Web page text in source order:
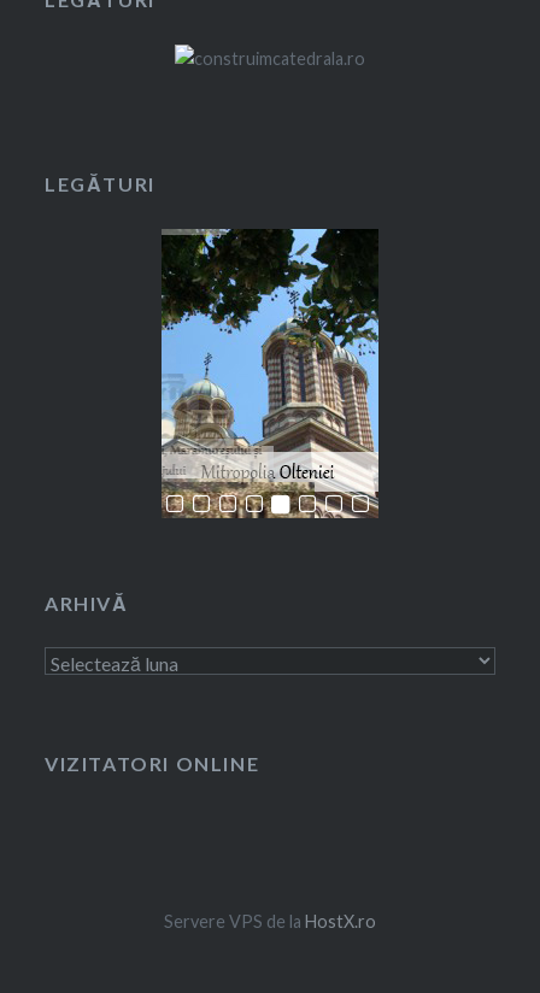
LEGĂTURI
ARHIVĂ
Arhivă
VIZITATORI ONLINE
Servere VPS de la HostX.ro